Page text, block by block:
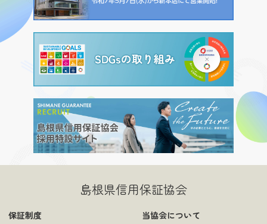
島根県信用保証協会
保証制度
当協会について